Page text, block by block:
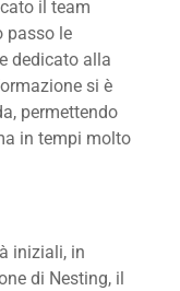
il team
passo le
dedicato alla
si è
permettendo
in tempi molto
iniziali, in
di Nesting, il